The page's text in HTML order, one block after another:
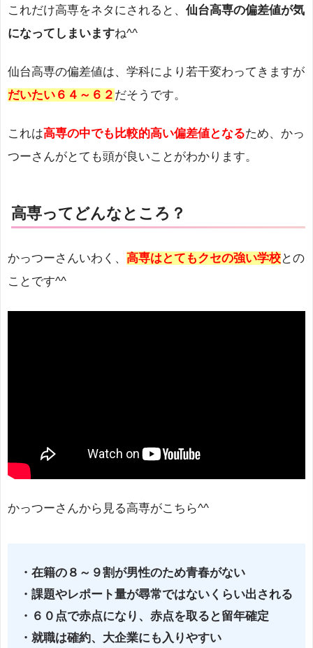
これだけ高専をネタにされると、 仙台高専の偏差値が気
になってしまいますね^^
仙台高専の偏差値は、学科により若干変わってきますが
だいたい６４～６２ だそうです。
これは高専の中でも比較的高い偏差値となるため、かっ
つーさんがとても頭が良いことがわかります。
高専ってどんなところ？
かっつーさんいわく、 高専はとてもクセの強い学校との
ことです^^
かっつーさんから見る高専がこちら^^
・在籍の８～９割が男性のため青春がない
・課題やレポート量が尋常ではないくらい出される
・６０点で赤点になり、赤点を取ると留年確定
・就職は確約、大企業にも入りやすい